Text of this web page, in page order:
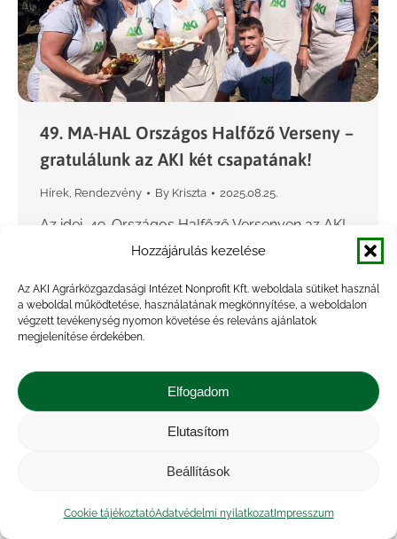
Hozzájárulás kezelése
Az AKI Agrárközgazdasági Intézet Nonprofit Kft. weboldala sütiket használ
a weboldal működtetése, használatának megkönnyítése, a weboldalon
végzett tevékenység nyomon követése és releváns ajánlatok
megjelenítése érdekében.
Elfogadom
Elutasítom
Beállítások
Cookie tájékoztatóAdatvédelmi nyilatkozatImpresszum
49. MA-HAL Országos Halfőző Verseny –
gratulálunk az AKI két csapatának!
Hírek, Rendezvény By Kriszta 2025.08.25.
Az idei, 49. Országos Halfőző Versenyen az AKI
két csapattal képviseltette magát, a ValAKI jól
három különleges afrikai harcsaétellel készültek:
harcsalándzsa (nyársra tűzött…